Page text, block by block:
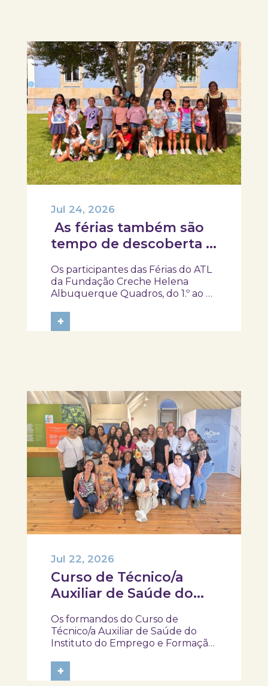
As férias também são
tempo de descoberta e
Jul 24, 2026
Os participantes das Férias do ATL
da Fundação Creche Helena
Albuquerque Quadros, do 1.º ao 4.º
Medicina e Saúde, onde
embarcaram numa viagem pela
+
Curso de Técnico/a
Auxiliar de Saúde do
participaram na
atividade “Pela minha
rica saúde”
Jul 22, 2026
Os formandos do Curso de
Técnico/a Auxiliar de Saúde do
Instituto do Emprego e Formação
SKOPE – Museu de Medicina e
Saúde e participaram na atividade
+